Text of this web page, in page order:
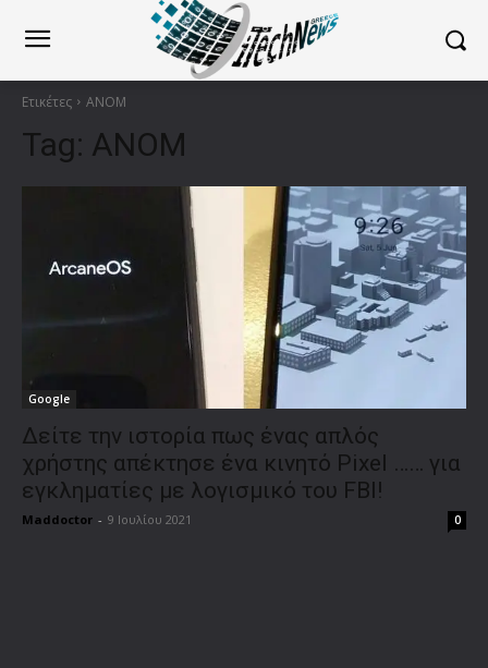
Ετικέτες ANOM
Tag: ANOM
Google
Δείτε την ιστορία πως ένας απλός
χρήστης απέκτησε ένα κινητό Pixel …… για
εγκληματίες με λογισμικό του FBI!
Maddoctor - 9 Ιουλίου 2021 0